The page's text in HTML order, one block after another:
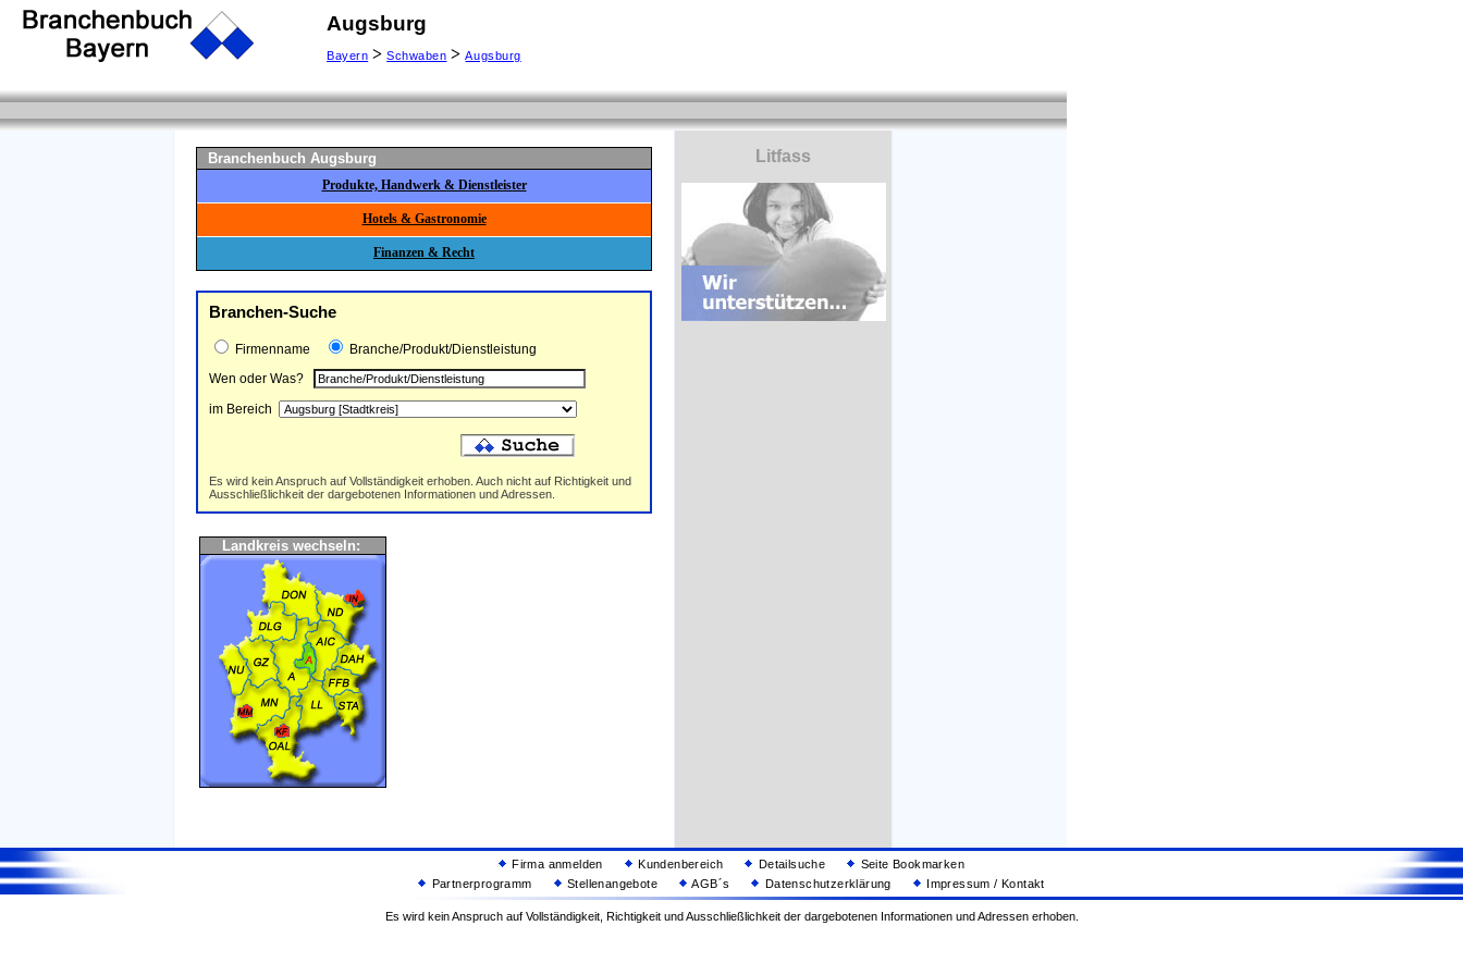
Augsburg
Bayern > Schwaben > Augsburg
Branchenbuch Augsburg
Produkte, Handwerk & Dienstleister
Hotels & Gastronomie
Finanzen & Recht
Branchen-Suche
Firmenname
Branche/Produkt/Dienstleistung
Wen oder Was?
im Bereich
Es wird kein Anspruch auf Vollständigkeit erhoben. Auch nicht auf Richtigkeit und
Ausschließlichkeit der dargebotenen Informationen und Adressen.
Landkreis wechseln:
Litfass
Firma anmelden Kundenbereich Detailsuche
Seite Bookmarken
Partnerprogramm
Stellenangebote AGB´s Datenschutzerklärung Impressum / Kontakt
Es wird kein Anspruch auf Vollständigkeit, Richtigkeit und Ausschließlichkeit der dargebotenen Informationen und Adressen erhoben.